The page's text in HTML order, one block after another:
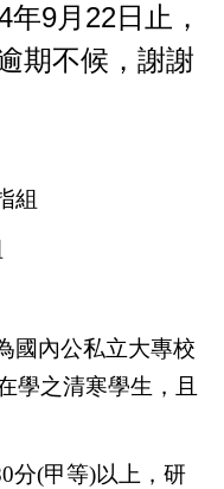
9月22日止，
期不候，謝謝
組
國內公私立大專校
學之清寒學生，且
分(甲等)以上，研